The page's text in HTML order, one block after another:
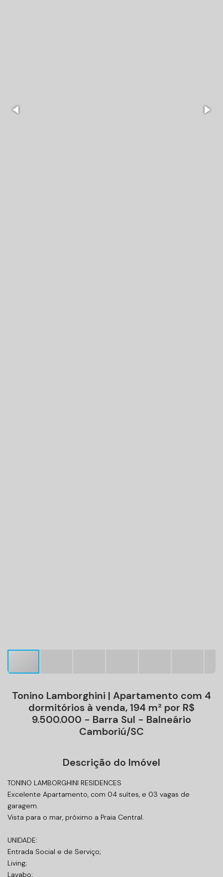
Tonino Lamborghini | Apartamento com 4
dormitórios à venda, 194 m² por R$
9.500.000 - Barra Sul - Balneário
Camboriú/SC
Descrição do Imóvel
TONINO LAMBORGHINI RESIDENCES
Excelente Apartamento, com 04 suítes, e 03 vagas de
garagem.
Vista para o mar, próximo a Praia Central.
UNIDADE:
Entrada Social e de Serviço;
Living;
Lavabo;